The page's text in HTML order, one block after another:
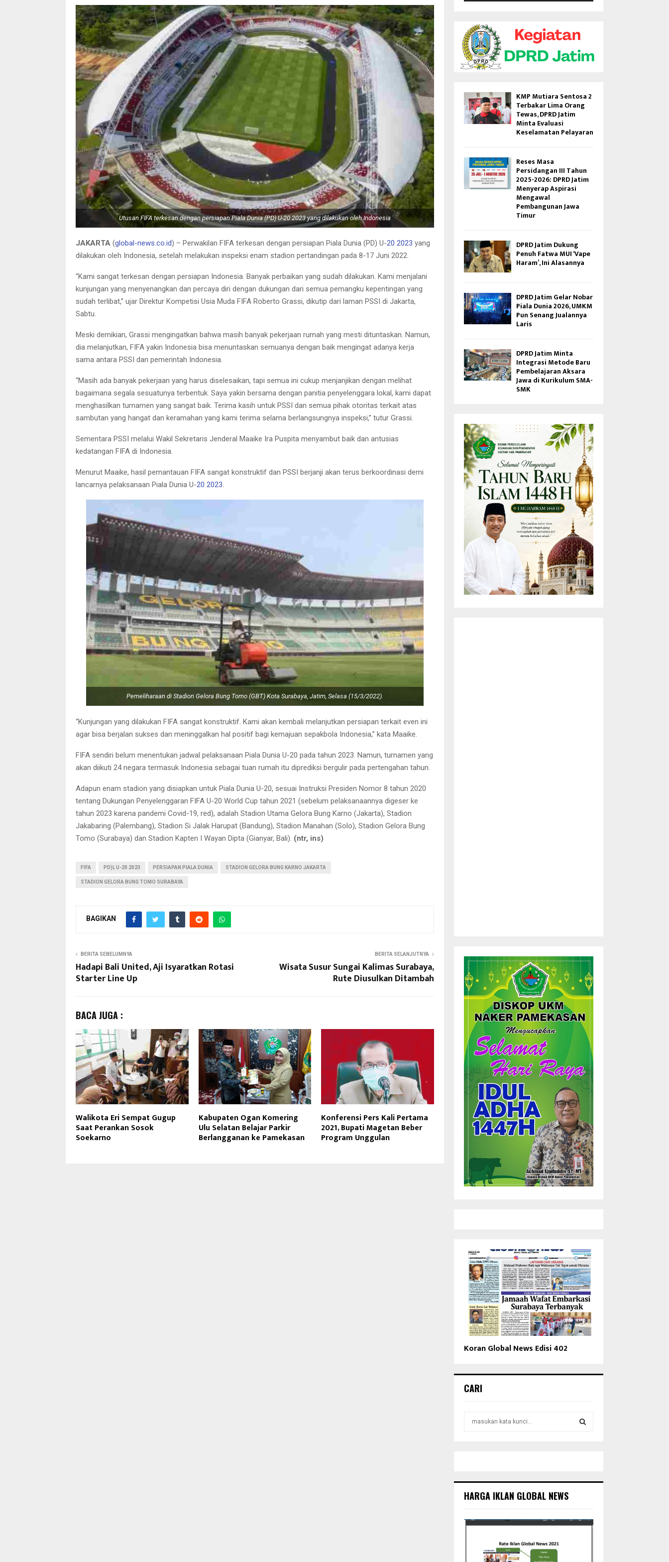
Utusan FIFA terkesan dengan persiapan Piala Dunia (PD) U-20 2023 yang dilakukan oleh Indonesia
JAKARTA (global-news.co.id) – Perwakilan FIFA terkesan dengan persiapan Piala Dunia (PD) U-20 2023 yang
dilakukan oleh Indonesia, setelah melakukan inspeksi enam stadion pertandingan pada 8-17 Juni 2022.
“Kami sangat terkesan dengan persiapan Indonesia. Banyak perbaikan yang sudah dilakukan. Kami menjalani
kunjungan yang menyenangkan dan percaya diri dengan dukungan dari semua pemangku kepentingan yang
sudah terlibat,” ujar Direktur Kompetisi Usia Muda FIFA Roberto Grassi, dikutip dari laman PSSI di Jakarta,
Sabtu.
Meski demikian, Grassi mengingatkan bahwa masih banyak pekerjaan rumah yang mesti dituntaskan. Namun,
dia melanjutkan, FIFA yakin Indonesia bisa menuntaskan semuanya dengan baik mengingat adanya kerja
sama antara PSSI dan pemerintah Indonesia.
“Masih ada banyak pekerjaan yang harus diselesaikan, tapi semua ini cukup menjanjikan dengan melihat
bagaimana segala sesuatunya terbentuk. Saya yakin bersama dengan panitia penyelenggara lokal, kami dapat
menghasilkan turnamen yang sangat baik. Terima kasih untuk PSSI dan semua pihak otoritas terkait atas
sambutan yang hangat dan keramahan yang kami terima selama berlangsungnya inspeksi,” tutur Grassi.
Sementara PSSI melalui Wakil Sekretaris Jenderal Maaike Ira Puspita menyambut baik dan antusias
kedatangan FIFA di Indonesia.
Menurut Maaike, hasil pemantauan FIFA sangat konstruktif dan PSSI berjanji akan terus berkoordinasi demi
lancarnya pelaksanaan Piala Dunia U-20 2023.
Pemeliharaan di Stadion Gelora Bung Tomo (GBT) Kota Surabaya, Jatim, Selasa (15/3/2022).
“Kunjungan yang dilakukan FIFA sangat konstruktif. Kami akan kembali melanjutkan persiapan terkait even ini
agar bisa berjalan sukses dan meninggalkan hal positif bagi kemajuan sepakbola Indonesia,” kata Maaike.
FIFA sendiri belum menentukan jadwal pelaksanaan Piala Dunia U-20 pada tahun 2023. Namun, turnamen yang
akan diikuti 24 negara termasuk Indonesia sebagai tuan rumah itu diprediksi bergulir pada pertengahan tahun.
Adapun enam stadion yang disiapkan untuk Piala Dunia U-20, sesuai Instruksi Presiden Nomor 8 tahun 2020
tentang Dukungan Penyelenggaran FIFA U-20 World Cup tahun 2021 (sebelum pelaksanaannya digeser ke
tahun 2023 karena pandemi Covid-19, red), adalah Stadion Utama Gelora Bung Karno (Jakarta), Stadion
Jakabaring (Palembang), Stadion Si Jalak Harupat (Bandung), Stadion Manahan (Solo), Stadion Gelora Bung
Tomo (Surabaya) dan Stadion Kapten I Wayan Dipta (Gianyar, Bali). (ntr, ins)
FIFA PD)L U-20 2023 PERSIAPAN PIALA DUNIA STADION GELORA BUNG KARNO JAKARTA
STADION GELORA BUNG TOMO SURABAYA
BAGIKAN
BERITA SEBELUMNYA
Hadapi Bali United, Aji Isyaratkan Rotasi
Starter Line Up
BERITA SELANJUTNYA
Wisata Susur Sungai Kalimas Surabaya,
Rute Diusulkan Ditambah
BACA JUGA :
Walikota Eri Sempat Gugup
Saat Perankan Sosok
Soekarno
Kabupaten Ogan Komering
Ulu Selatan Belajar Parkir
Berlangganan ke Pamekasan
Konferensi Pers Kali Pertama
2021, Bupati Magetan Beber
Program Unggulan
e
o
KMP Mutiara Sentosa 2
Terbakar Lima Orang
Tewas, DPRD Jatim
Minta Evaluasi
Keselamatan Pelayaran
Reses Masa
Persidangan III Tahun
2025-2026: DPRD Jatim
Menyerap Aspirasi
Mengawal
Pembangunan Jawa
Timur
DPRD Jatim Dukung
Penuh Fatwa MUI ‘Vape
Haram’, Ini Alasannya
DPRD Jatim Gelar Nobar
Piala Dunia 2026, UMKM
Pun Senang Jualannya
Laris
DPRD Jatim Minta
Integrasi Metode Baru
Pembelajaran Aksara
Jawa di Kurikulum SMA-
SMK
Koran Global News Edisi 402
CARI
r
A
C
HARGA IKLAN GLOBAL NEWS